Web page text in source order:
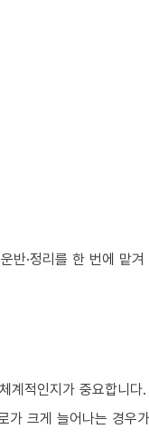
반·정리를 한 번에 맡
계적인지가 중요합니다.
가 크게 늘어나는 경우